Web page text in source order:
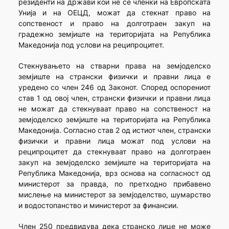
резиденти на држави кои не се членки на Европската
Унија и на ОЕЦД, можат да стекнат право на
сопственост и право на долготраен закуп на
градежно земјиште на територијата на Република
Македонија под услови на реципроцитет.
Стекнувањето на стварни права на земјоделско
земјиште на странски физички и правни лица е
уредено со член 246 од Законот. Според оспорениот
став 1 од овој член, странски физички и правни лица
не можат да стекнуваат право на сопственост на
земјоделско земјиште на територијата на Република
Македонија. Согласно став 2 од истиот член, странски
физички и правни лица можат под услови на
реципроцитет да стекнуваат право на долготраен
закуп на земјоделско земјиште на територијата на
Република Македонија, врз основа на согласност од
министерот за правда, по претходно прибавено
мислење на министерот за земјоделство, шумарство
и водостопанство и министерот за финансии.
Член 250 предвидува дека странско лице не може